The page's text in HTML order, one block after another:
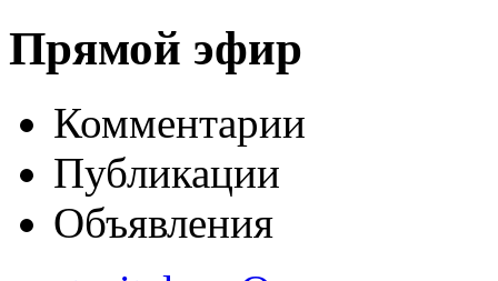
Прямой эфир
Комментарии
Публикации
Объявления